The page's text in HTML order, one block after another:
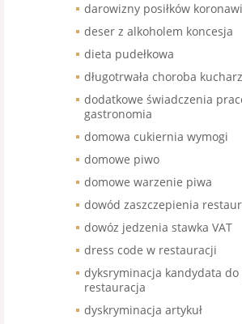
darowizny posiłków
deser z alkoholem koncesja
dieta pudełkowa
długotrwała choroba
dodatkowe świadczenia
gastronomia
domowa cukiernia wymogi
domowe piwo
domowe warzenie piwa
dowód zaszczepienia
dowóz jedzenia stawka VAT
dress code w restauracji
dyksryminacja kandydata do
restauracja
dyskryminacja artykuł